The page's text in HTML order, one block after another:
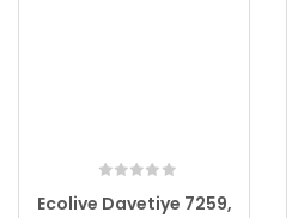
Ecolive Davetiye 7259,